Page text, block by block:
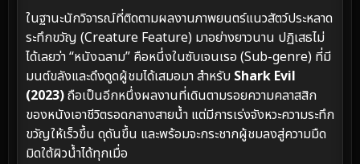
ในฐานะนักวิจารณ์ที่ติดตามผลงานภาพยนตร์แนวสัตว์ประหลาด
ระทึกขวัญ (Creature Feature) มาอย่างยาวนาน ปฏิเสธไม่
ได้เลยว่า “หนังฉลาม” คือหนึ่งในซับเจนเรอ (Sub-genre) ที่มี
มนต์ขลังและดึงดูดผู้ชมได้เสมอมา สำหรับ Shark Evil
(2023)ถือเป็นอีกหนึ่งผลงานที่เดินตามรอยความคลาสสิก
ของหนังเอาชีวิตรอดกลางสายน้ำ แต่มีการเร่งจังหวะความระทึก
ขวัญให้เร็วขึ้น ดุดันขึ้น และพร้อมจะกระชากผู้ชมลงสู่ความมืด
มิดใต้ผิวน้ำได้ทุกเมื่อ